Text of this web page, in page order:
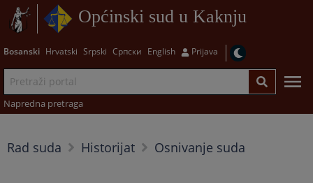
Općinski sud u Kaknju
Bosanski Hrvatski Srpski Српски English Prijava
Napredna pretraga
Rad suda Historijat Osnivanje suda